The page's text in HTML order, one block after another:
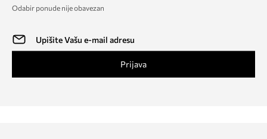
Odabir ponude nije obavezan
Prijava